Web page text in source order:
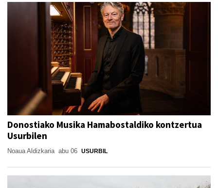
Donostiako Musika Hamabostaldiko kontzertua
Usurbilen
Noaua Aldizkaria abu 06 USURBIL